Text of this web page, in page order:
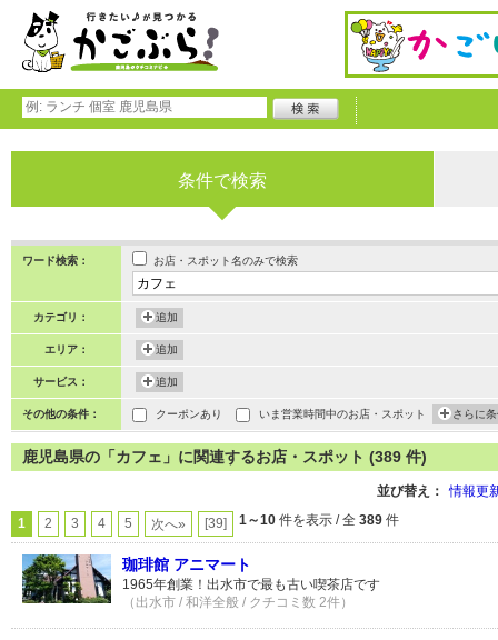
条件で検索
ワード検索： お店・スポット名のみで検索
カテゴリ： 追加
エリア： 追加
サービス： 追加
その他の条件： クーポンあり いま営業時間中のお店・スポット さらに
鹿児島県の「カフェ」に関連するお店・スポット (389 件)
並び替え： 情報更
1 2 3 4 5 次へ» [39] 1～10 件を表示 / 全 389 件
珈琲館 アニマート
1965年創業！出水市で最も古い喫茶店です
（出水市 / 和洋全般 / クチコミ数 2件）